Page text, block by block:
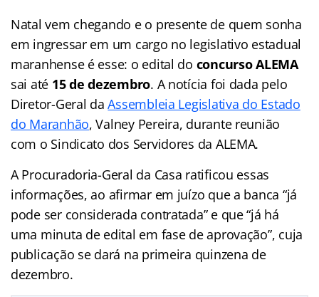
Natal vem chegando e o presente de quem sonha
em ingressar em um cargo no legislativo estadual
maranhense é esse: o edital do concurso ALEMA
sai até 15 de dezembro. A notícia foi dada pelo
Diretor-Geral daAssembleia Legislativa do Estado
do Maranhão, Valney Pereira, durante reunião
com o Sindicato dos Servidores da ALEMA.
A Procuradoria-Geral da Casa ratificou essas
informações, ao afirmar em juízo que a banca “já
pode ser considerada contratada” e que “já há
uma minuta de edital em fase de aprovação”, cuja
publicação se dará na primeira quinzena de
dezembro.